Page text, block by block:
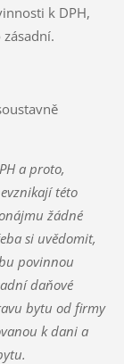
k DPH,
a proto,
této
žádné
si uvědomit,
povinnou
daňové
bytu od firmy
k dani a